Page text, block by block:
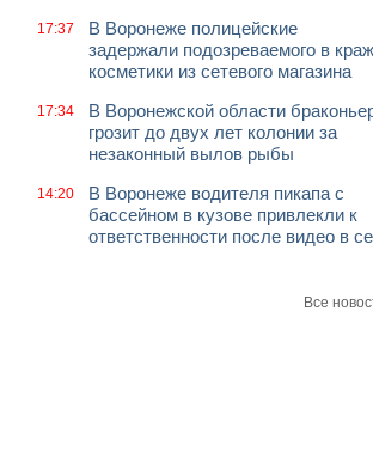
17:37
В Воронеже полицейские
задержали подозреваемого в
косметики из сетевого магазина
17:34
В Воронежской области
грозит до двух лет колонии за
незаконный вылов рыбы
14:20
В Воронеже водителя пикапа с
бассейном в кузове привлекли к
ответственности после видео в
Все